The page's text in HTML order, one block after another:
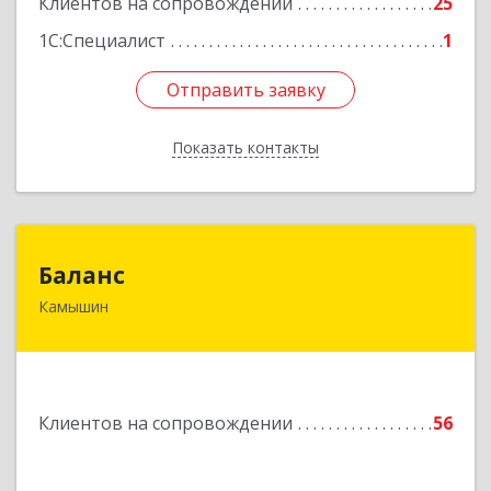
1С:Специалист
1
Отправить заявку
Показать контакты
Отправить заявку
Назад
Баланс
Камышин
Клиентов на сопровождении 56
403876, Волгоградская обл, г.о. город Камышин,